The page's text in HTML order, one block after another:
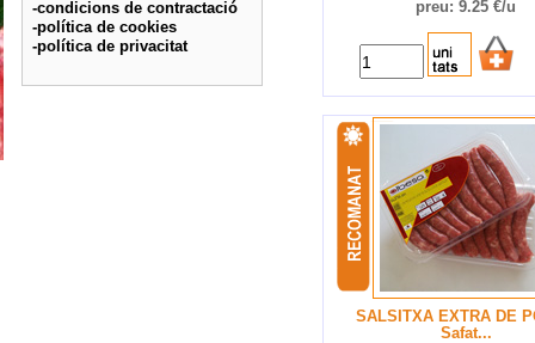
preu: 9.25 €/u
SALSITXA EXTRA DE
Safat...
-condicions de contractació
-política de cookies
-política de privacitat